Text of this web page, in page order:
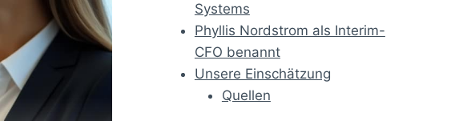
Systems
Phyllis Nordstrom als Interim-
CFO benannt
Unsere Einschätzung
Quellen